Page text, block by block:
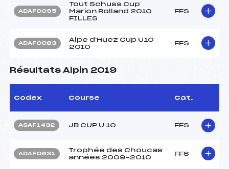
ADAF0095
Tout Schuss Cup
Marion Rolland 2010
FILLES
FFS
ADAF0083
Alpe d'Huez Cup U10
2010
FFS
Résultats Alpin 2019
Codex Course Cat.
ASAF1432 JB CUP U 10 FFS
ADAF0631
Trophée des Choucas
années 2009-2010
FFS